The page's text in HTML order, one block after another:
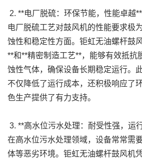
2. **电厂脱硫：环保节能，性能卓越**
电厂脱硫工艺对鼓风机的性能要求极
蚀性和稳定性方面。钜虹无油螺杆鼓
**和**精密制造工艺**，能够有效抵抗
蚀性气体，确保设备长期稳定运行。
不仅降低了运行成本，还积极响应了
色生产提供了有力支持。
3. **高水位污水处理：耐受性强，运
在高水位污水处理领域，设备常常需
体等恶劣环境。钜虹无油螺杆鼓风机